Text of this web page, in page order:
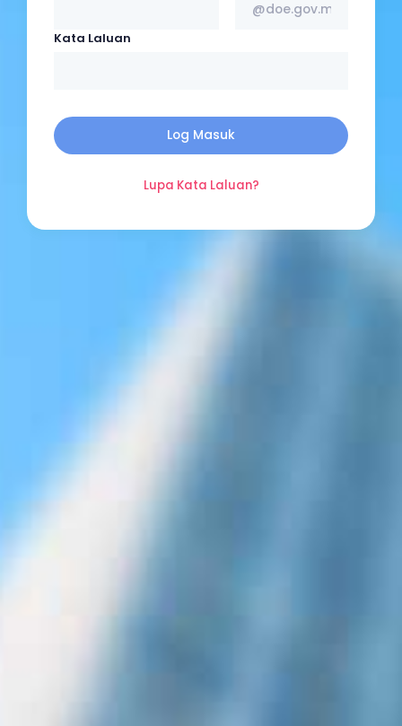
Kata Laluan
Log Masuk
Lupa Kata Laluan?